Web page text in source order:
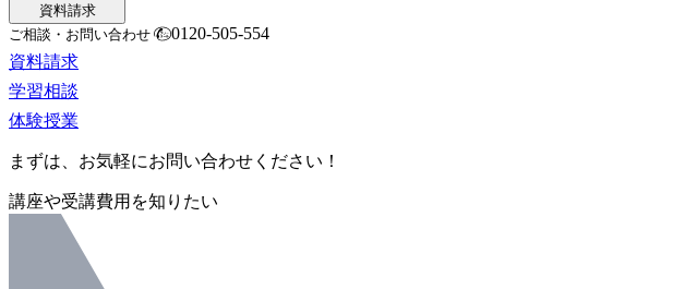
資料請求
ご相談・お問い合わせ
0120-505-554
資料請求
学習相談
体験授業
まずは、お気軽にお問い合わせください！
講座や受講費用を知りたい